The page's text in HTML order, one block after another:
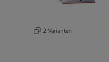
2 Varianten